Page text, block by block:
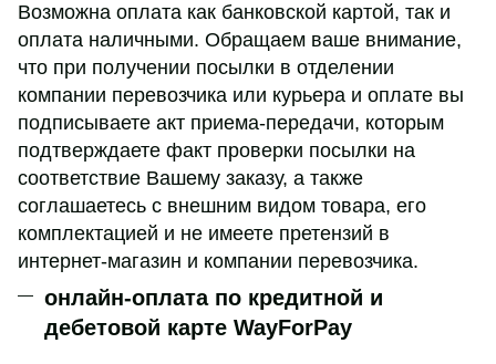
Возможна оплата как банковской картой, так и
оплата наличными. Обращаем ваше внимание,
что при получении посылки в отделении
компании перевозчика или курьера и оплате вы
подписываете акт приема-передачи, которым
подтверждаете факт проверки посылки на
соответствие Вашему заказу, а также
соглашаетесь с внешним видом товара, его
комплектацией и не имеете претензий в
интернет-магазин и компании перевозчика.
онлайн-оплата по кредитной и
дебетовой карте WayForPay